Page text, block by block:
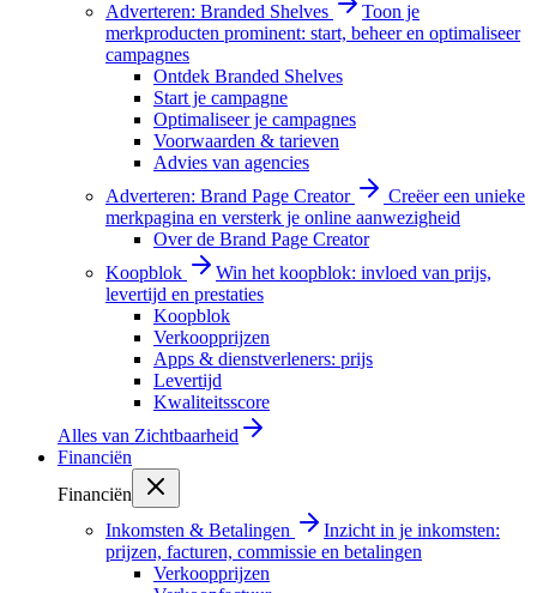
Adverteren: Branded Shelves
Toon je
merkproducten prominent: start, beheer en optimaliseer
campagnes
Ontdek Branded Shelves
Start je campagne
Optimaliseer je campagnes
Voorwaarden & tarieven
Advies van agencies
Adverteren: Brand Page Creator
Creëer een unieke
merkpagina en versterk je online aanwezigheid
Over de Brand Page Creator
Koopblok
Win het koopblok: invloed van prijs,
levertijd en prestaties
Koopblok
Verkoopprijzen
Apps & dienstverleners: prijs
Levertijd
Kwaliteitsscore
Alles van Zichtbaarheid
Financiën
Financiën
Inkomsten & Betalingen
Inzicht in je inkomsten:
prijzen, facturen, commissie en betalingen
Verkoopprijzen